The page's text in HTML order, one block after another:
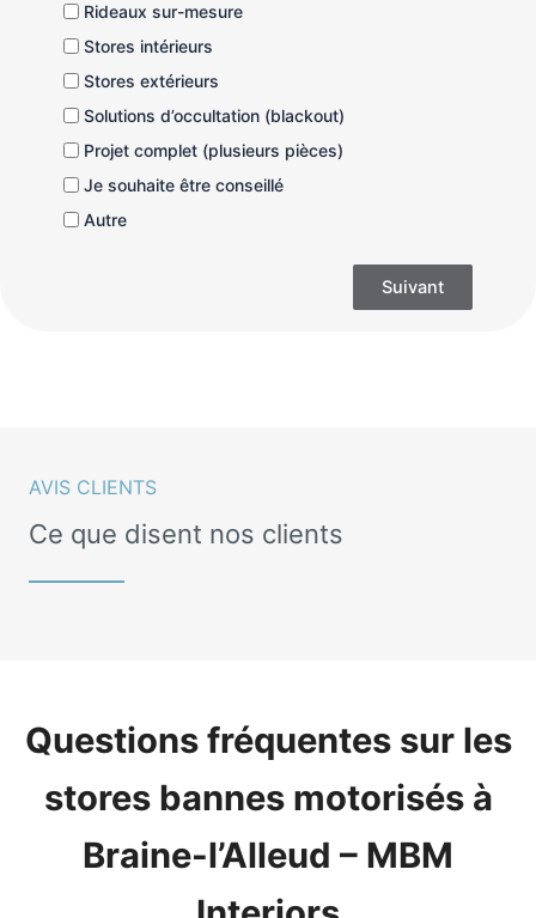
Rideaux sur-mesure
Stores intérieurs
Stores extérieurs
Solutions d’occultation (blackout)
Projet complet (plusieurs pièces)
Je souhaite être conseillé
Autre
Suivant
AVIS CLIENTS
Ce que disent nos clients
Questions fréquentes sur les
stores bannes motorisés à
Braine-l’Alleud – MBM